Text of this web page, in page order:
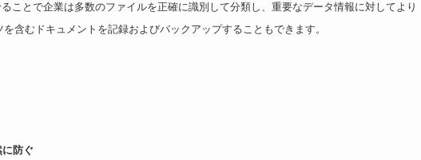
ことで企業は多数のファイルを正確に識別して分類し、重要なデータ情報に対してより
含むドキュメントを記録およびバックアップすることもできます。
防ぐ